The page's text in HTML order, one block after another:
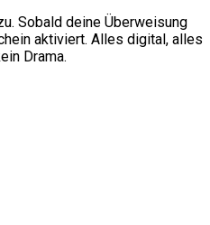
Sobald deine Überweisung
aktiviert. Alles digital, alles
Drama.